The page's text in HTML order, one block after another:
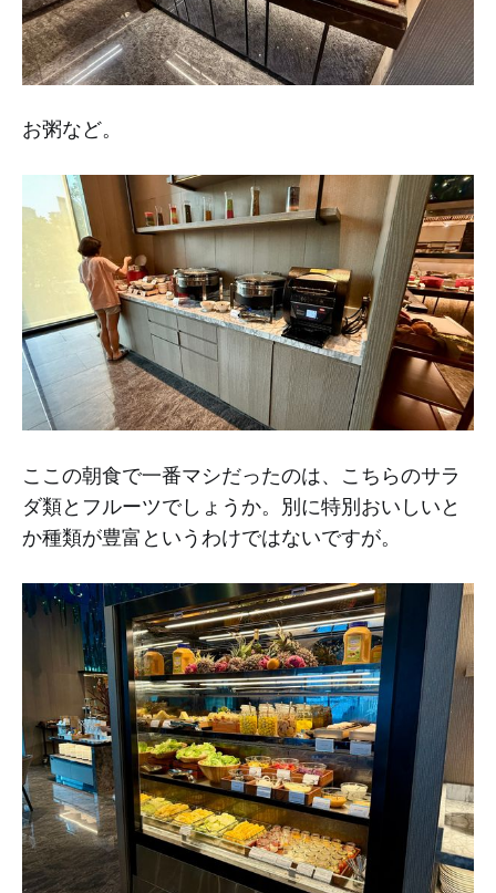
お粥など。
ここの朝食で一番マシだったのは、こちらのサラ
ダ類とフルーツでしょうか。別に特別おいしいと
か種類が豊富というわけではないですが。